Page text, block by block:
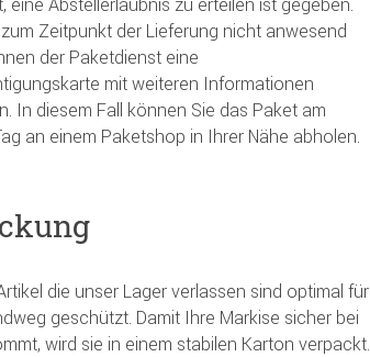
Zeitpunkt der Lieferung nicht anwesend
der Paketdienst eine
mit weiteren Informationen
In diesem Fall können Sie das Paket am
an einem Paketshop in Ihrer Nähe abholen.
die unser Lager verlassen sind optimal für
geschützt. Damit Ihre Markise sicher bei
wird sie in einem stabilen Karton verpackt.